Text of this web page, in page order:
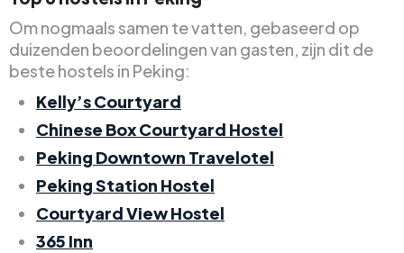
Om nogmaals samen te vatten, gebaseerd op
duizenden beoordelingen van gasten, zijn dit de
beste hostels in Peking:
Kelly’s Courtyard
Chinese Box Courtyard Hostel
Peking Downtown Travelotel
Peking Station Hostel
Courtyard View Hostel
365 Inn